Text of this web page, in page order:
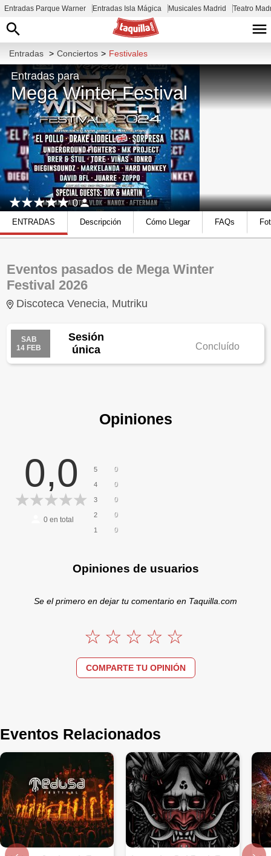
Entradas Parque Warner Entradas Isla Mágica Musicales Madrid Teatro
Entradas > Conciertos > Festivales
Entradas para
Mega Winter Festival
0
ENTRADAS Descripción Cómo Llegar FAQs
Eventos pasados de Mega Winter
Festival 2026
Discoteca Venecia, Mutriku
SAB
14 FEB
Sesión
única
Concluído
Opiniones
0,0
0en total
5 0
4 0
3 0
2 0
1 0
Opiniones de usuarios
Se el primero en dejar tu comentario en Taquilla.com
COMPARTE TU OPINIÓN
Eventos Relacionados